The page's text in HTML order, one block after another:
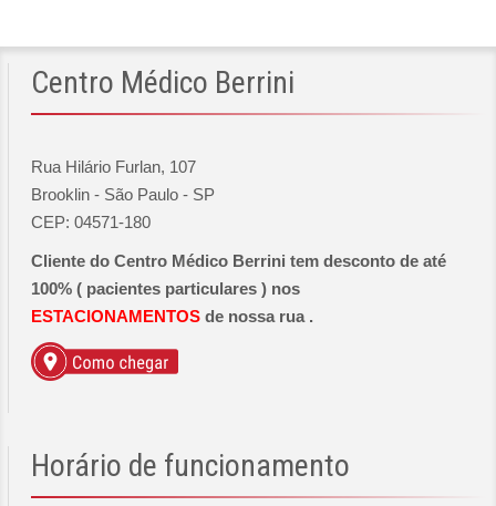
Centro Médico Berrini
Rua Hilário Furlan, 107
Brooklin - São Paulo - SP
CEP: 04571-180
Cliente do Centro Médico Berrini tem desconto de até
100% ( pacientes particulares ) nos
ESTACIONAMENTOS de nossa rua .
Horário de funcionamento